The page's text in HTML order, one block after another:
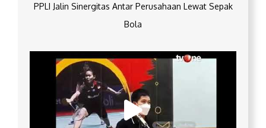
PPLI Jalin Sinergitas Antar Perusahaan Lewat Sepak
Bola